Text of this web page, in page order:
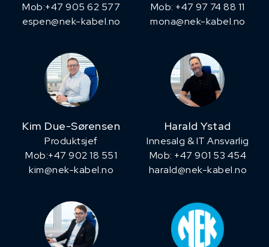
Mob:+47 905 62 577
espen@nek-kabel.no
Mob: +47 97 74 88 11
mona@nek-kabel.no
Kim Due-Sørensen
Produktsjef
​Mob:+47 902 18 551
kim@nek-kabel.no
Harald Ystad
Innesalg & IT Ansvarlig
Mob: +47 901 53 454
harald@nek-kabel.no